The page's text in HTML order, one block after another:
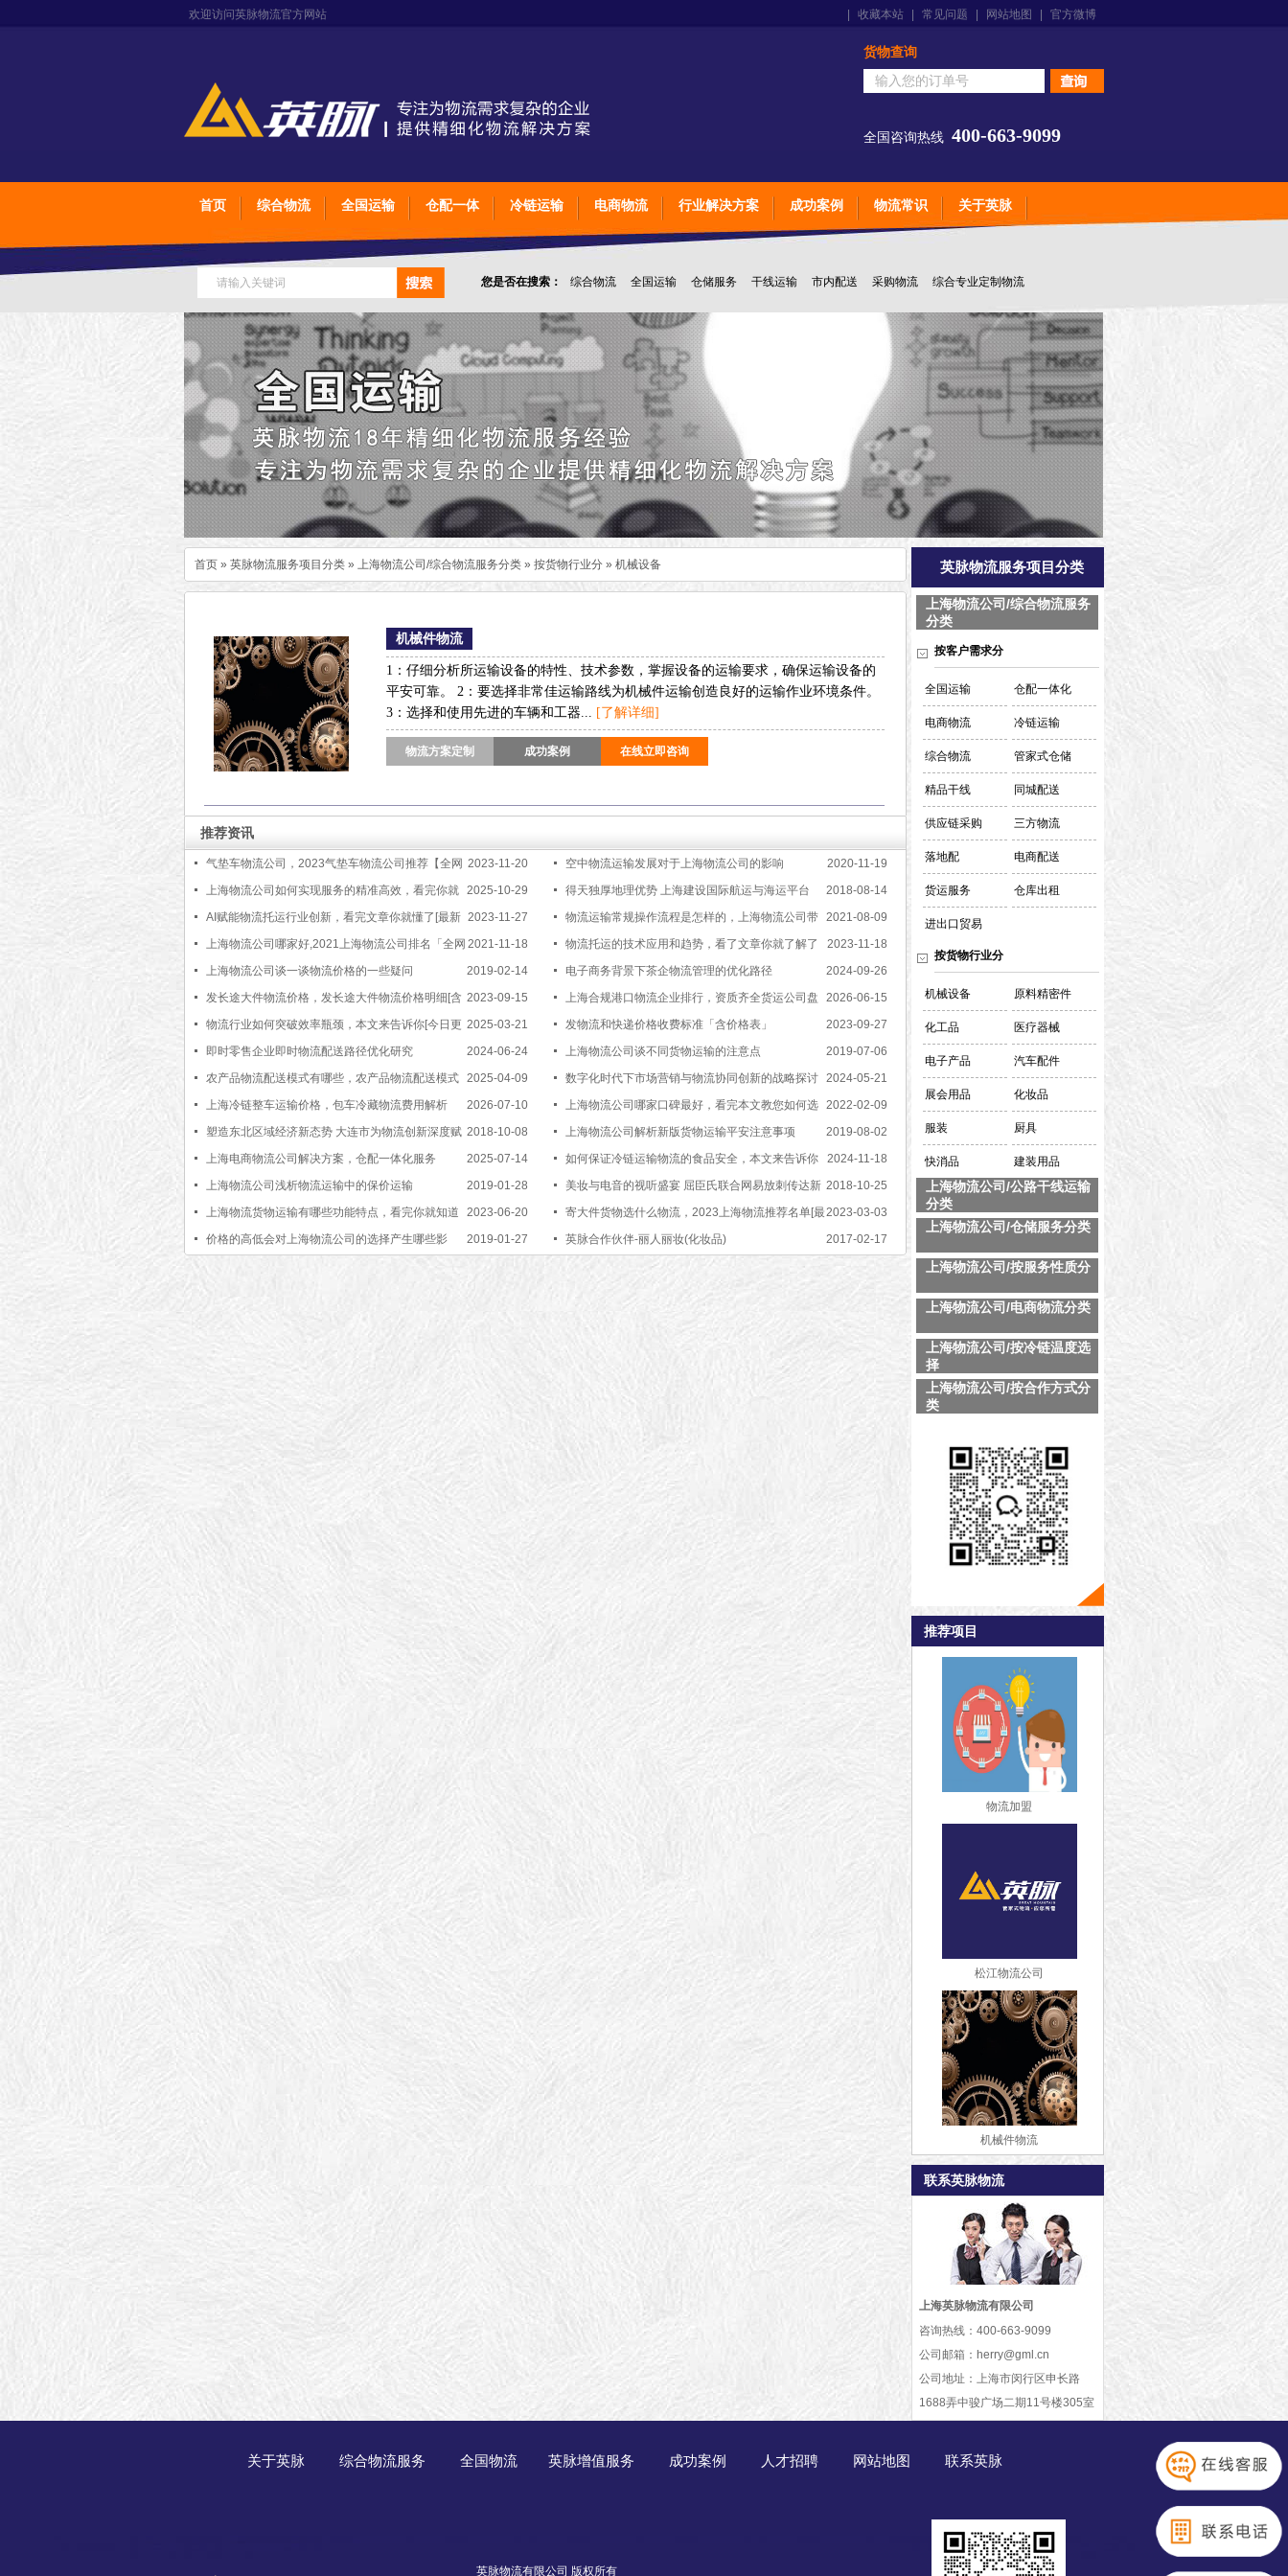
欢迎访问英脉物流官方网站 收藏本站 常见问题 网站地图 官方微博
货物查询
全国咨询热线 400-663-9099
首页 综合物流 全国运输 仓配一体 冷链运输 电商物流 行业解决方案 成功案例 物流常识 关于英脉
您是否在搜索： 综合物流 全国运输 仓储服务 干线运输 市内配送 采购物流 综合专业定制物流
上海石家庄太原物流 英脉物流 物流公司
首页 » 英脉物流服务项目分类 » 上海物流公司/综合物流服务分类 » 按货物行业分 » 机械设备
机械件物流
1：仔细分析所运输设备的特性、技术参数，掌握设备的运输要求，确保运输设备的
平安可靠。 2：要选择非常佳运输路线为机械件运输创造良好的运输作业环境条件。
3：选择和使用先进的车辆和工器... [了解详细]
物流方案定制 成功案例 在线立即咨询
推荐资讯
2023-11-20
气垫车物流公司，2023气垫车物流公司推荐【全网
更新】
2020-11-19
空中物流运输发展对于上海物流公司的影响
2025-10-29
上海物流公司如何实现服务的精准高效，看完你就
知道了[今日更新]
2018-08-14
得天独厚地理优势 上海建设国际航运与海运平台
2023-11-27
AI赋能物流托运行业创新，看完文章你就懂了[最新
更新]
2021-08-09
物流运输常规操作流程是怎样的，上海物流公司带
你了解物流运输流程[行业推荐]
2021-11-18
上海物流公司哪家好,2021上海物流公司排名「全网
分享」
2023-11-18
物流托运的技术应用和趋势，看了文章你就了解了
[物流资讯]
2019-02-14
上海物流公司谈一谈物流价格的一些疑问 2024-09-26
电子商务背景下茶企物流管理的优化路径
2023-09-15
发长途大件物流价格，发长途大件物流价格明细[含
价格表]
2026-06-15
上海合规港口物流企业排行，资质齐全货运公司盘
点【行业百科】
2025-03-21
物流行业如何突破效率瓶颈，本文来告诉你[今日更
新]
2023-09-27
发物流和快递价格收费标准「含价格表」
2024-06-24
即时零售企业即时物流配送路径优化研究 2019-07-06
上海物流公司谈不同货物运输的注意点
2025-04-09
农产品物流配送模式有哪些，农产品物流配送模式
介绍[行业百科]
2024-05-21
数字化时代下市场营销与物流协同创新的战略探讨
2026-07-10
上海冷链整车运输价格，包车冷藏物流费用解析
【行业百科】
2022-02-09
上海物流公司哪家口碑最好，看完本文教您如何选
择物流公司【全网推荐】
2018-10-08
塑造东北区域经济新态势 大连市为物流创新深度赋
能
2019-08-02
上海物流公司解析新版货物运输平安注意事项
2025-07-14
上海电商物流公司解决方案，仓配一体化服务 2024-11-18
如何保证冷链运输物流的食品安全，本文来告诉你
【最新更新】
2019-01-28
上海物流公司浅析物流运输中的保价运输 2018-10-25
美妆与电音的视听盛宴 屈臣氏联合网易放刺传达新
消费时尚
2023-06-20
上海物流货物运输有哪些功能特点，看完你就知道
了[今日资讯]
2023-03-03
寄大件货物选什么物流，2023上海物流推荐名单[最
新排行]
2019-01-27
价格的高低会对上海物流公司的选择产生哪些影
2017-02-17
英脉合作伙伴-丽人丽妆(化妆品)
英脉物流服务项目分类
上海物流公司/综合物流服务
分类
按客户需求分
全国运输 仓配一体化
电商物流 冷链运输
综合物流 管家式仓储
精品干线 同城配送
供应链采购 三方物流
落地配 电商配送
货运服务 仓库出租
进出口贸易
按货物行业分
机械设备 原料精密件
化工品 医疗器械
电子产品 汽车配件
展会用品 化妆品
服装 厨具
快消品 建装用品
上海物流公司/公路干线运输
分类
上海物流公司/仓储服务分类
上海物流公司/按服务性质分
上海物流公司/电商物流分类
上海物流公司/按冷链温度选
择
上海物流公司/按合作方式分
类
推荐项目
物流加盟
松江物流公司
机械件物流
联系英脉物流
上海英脉物流有限公司
咨询热线： 400-663-9099
公司邮箱： herry@gml.cn
公司地址： 上海市闵行区申长路
1688弄中骏广场二期11号楼305室
关于英脉 综合物流服务 全国物流 英脉增值服务 成功案例 人才招聘 网站地图 联系英脉
英脉物流有限公司 版权所有